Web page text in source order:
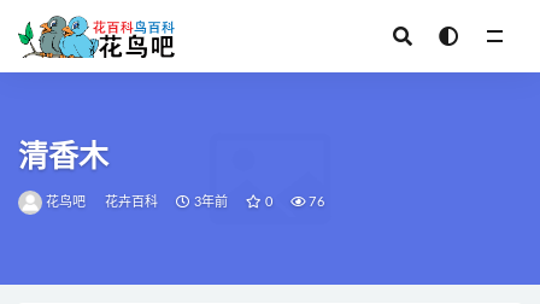
清香木
花鸟吧 花卉百科 3年前 0 76